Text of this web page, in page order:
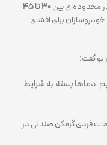
محدوده‌ای بین۳۰ تا ۴۵
خودروسازان برای افشای
گفت:
دماها بسته به شرایط
فردی گرمکن صندلی در